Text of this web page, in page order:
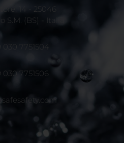
14 - 25046
S.M. (BS) - Italia
030 7751504
030 7751506